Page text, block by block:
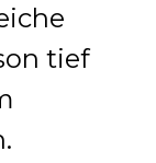
tief